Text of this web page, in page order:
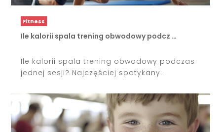
Fitness
Ile kalorii spala trening obwodowy podcz …
Ile kalorii spala trening obwodowy podczas
jednej sesji? Najczęściej spotykany...